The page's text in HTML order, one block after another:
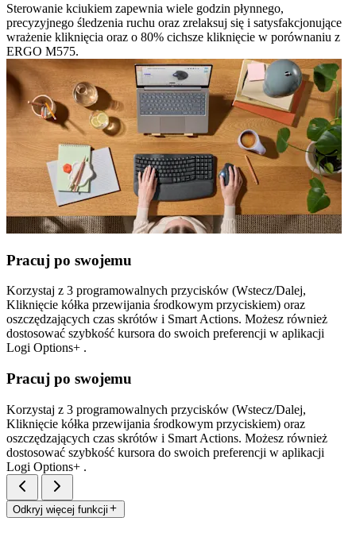
Sterowanie kciukiem zapewnia wiele godzin płynnego,
precyzyjnego śledzenia ruchu oraz zrelaksuj się i satysfakcjonujące
wrażenie kliknięcia oraz o 80% cichsze kliknięcie w porównaniu z
ERGO M575.
Pracuj po swojemu
Korzystaj z 3 programowalnych przycisków (Wstecz/Dalej,
Kliknięcie kółka przewijania środkowym przyciskiem) oraz
oszczędzających czas skrótów i Smart Actions. Możesz również
dostosować szybkość kursora do swoich preferencji w aplikacji
Logi Options+ .
Pracuj po swojemu
Korzystaj z 3 programowalnych przycisków (Wstecz/Dalej,
Kliknięcie kółka przewijania środkowym przyciskiem) oraz
oszczędzających czas skrótów i Smart Actions. Możesz również
dostosować szybkość kursora do swoich preferencji w aplikacji
Logi Options+ .
Odkryj więcej funkcji